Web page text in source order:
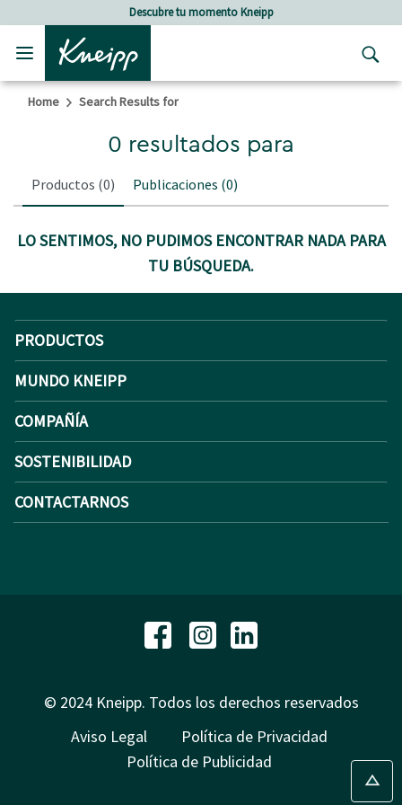
Skip to main content
Skip to footer contentDescubre tu momento Kneipp
Home Search Results for
0 resultados para
Productos (0) Publicaciones (0)
LO SENTIMOS, NO PUDIMOS ENCONTRAR NADA PARA
TU BÚSQUEDA.
PRODUCTOS
MUNDO KNEIPP
COMPAÑÍA
SOSTENIBILIDAD
CONTACTARNOS
© 2024 Kneipp. Todos los derechos reservados
Aviso Legal
Política de Privacidad
Política de Publicidad